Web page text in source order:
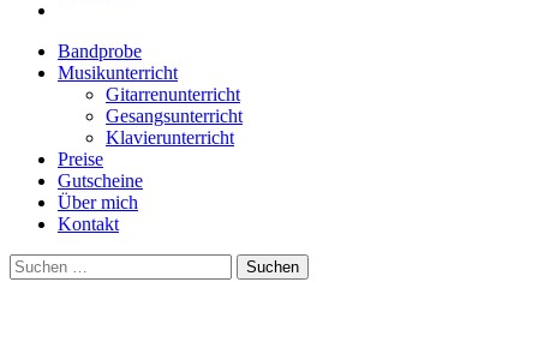
Suchformular
an
Bandprobe
Musikunterricht
Gitarrenunterricht
Gesangsunterricht
Klavierunterricht
Preise
Gutscheine
Über mich
Kontakt
Suchen
nach: